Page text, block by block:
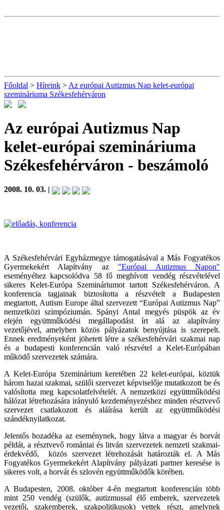
Főoldal > Híreink > Az európai Autizmus Nap kelet-európai
szemináriuma Székesfehérváron
Az európai Autizmus Nap
kelet-európai szemináriuma
Székesfehérváron - beszámoló
2008. 10. 03. |
A Székesfehérvári Egyházmegye támogatásával a Más Fogyatékos
Gyermekekért Alapítvány az "Európai Autizmus Napon"
eseményéhez kapcsolódva 58 fő meghívott vendég részvételével
sikeres Kelet-Európa Szemináriumot tartott Székesfehérváron. A
konferencia tagjainak biztosította a részvételt a Budapesten
megtartott, Autism Europe által szervezett “Európai Autizmus Nap”
nemzetközi szimpóziumán. Spányi Antal megyés püspök az év
elején együttműködési megállapodást írt alá az alapítvány
vezetőjével, amelyben közös pályázatok benyújtása is szerepelt.
Ennek eredményeként jöhetett létre a székesfehérvári szakmai nap
és a budapesti konferencián való részvétel a Kelet-Európában
működő szervezetek számára.
A Kelet-Európa Szeminárium keretében 22 kelet-európai, köztük
három hazai szakmai, szülői szervezet képviselője mutatkozott be és
valósította meg kapcsolatfelvételét. A nemzetközi együttműködési
hálózat létrehozására irányuló kezdeményezéshez minden résztvevő
szervezet csatlakozott és aláírása került az együttműködési
szándéknyilatkozat.
Jelentős hozadéka az eseménynek, hogy látva a magyar és horvát
példát, a résztvevő romániai és litván szervezetek nemzeti szakmai-
érdekvédő, közös szervezet létrehozását határozták el. A Más
Fogyatékos Gyermekekért Alapítvány pályázati partner keresése is
sikeres volt, a horvát és szlovén együttműködők körében.
A Budapesten, 2008. október 4-én megtartott konferencián több
mint 250 vendég (szülők, autizmussal élő emberek, szervezetek
vezetői, szakemberek, szakpolitikusok) vettek részt, amelynek